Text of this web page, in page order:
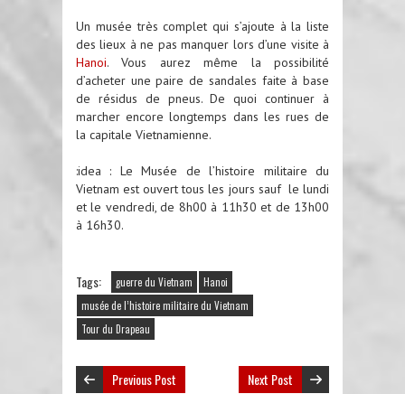
Un musée très complet qui s’ajoute à la liste
des lieux à ne pas manquer lors d’une visite à
Hanoi. Vous aurez même la possibilité
d’acheter une paire de sandales faite à base
de résidus de pneus. De quoi continuer à
marcher encore longtemps dans les rues de
la capitale Vietnamienne.
:idea : Le Musée de l’histoire militaire du
Vietnam est ouvert tous les jours sauf le lundi
et le vendredi, de 8h00 à 11h30 et de 13h00
à 16h30.
Tags: guerre du Vietnam
Hanoi
musée de l’histoire militaire du Vietnam
Tour du Drapeau
Previous Post Next Post